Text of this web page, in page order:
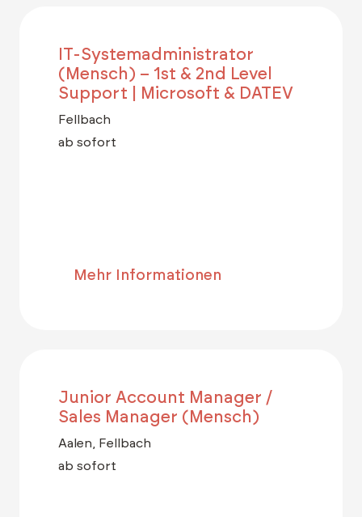
IT-Systemadministrator
(Mensch) – 1st & 2nd Level
Support | Microsoft & DATEV
Fellbach
ab sofort
Mehr Informationen
Junior Account Manager /
Sales Manager (Mensch)
Aalen, Fellbach
ab sofort